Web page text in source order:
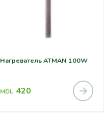
Нагреватель ATMAN 100W
MDL 420